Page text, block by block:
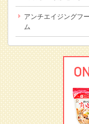
アンチエイジングフ
ム